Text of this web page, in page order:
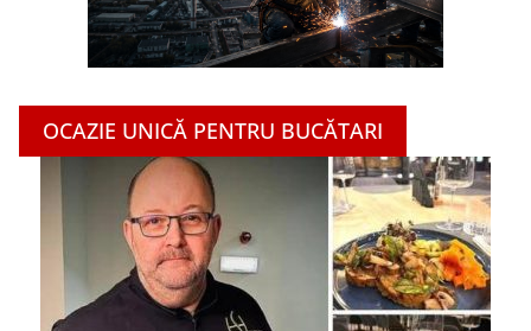
OCAZIE UNICĂ PENTRU BUCĂTARI